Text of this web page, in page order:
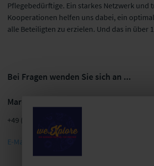
Pflegebedürftige. Ein starkes Netzwerk und
Kooperationen helfen uns dabei, ein
alle Beteiligten zu erzielen. Und das in über
Bei Fragen wenden Sie sich an ...
Marcus Vogel
+49 (0) 89 2000 451 - 37
E-Mail schreiben